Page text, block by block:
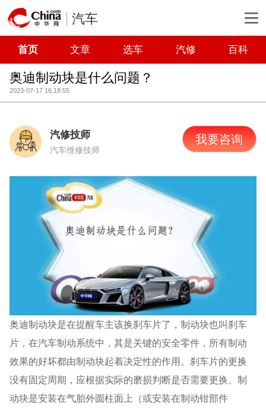
汽车
首页 文章 选车 汽修 百科
奥迪制动块是什么问题？
2023-07-17 16:18:55
汽修技师
汽车维修技师
我要咨询
奥迪制动块是在提醒车主该换刹车片了，制动块也叫刹车
片，在汽车制动系统中，其是关键的安全零件，所有制动
效果的好坏都由制动块起着决定性的作用。刹车片的更换
没有固定周期，应根据实际的磨损判断是否需要更换。制
动块是安装在气胎外圆柱面上（或安装在制动钳部件